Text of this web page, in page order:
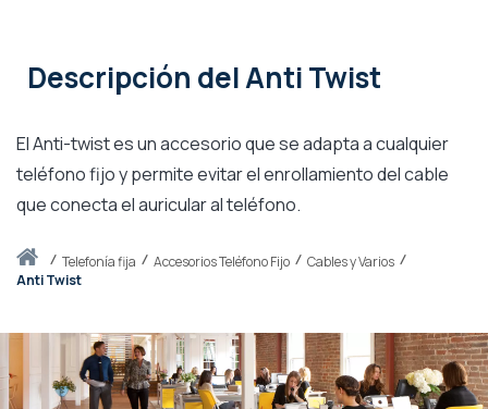
Iniciotelefonía fija Accesorios Teléfono Fijo
Cables y Varios
Anti Twist
Descripción del Anti Twist
El Anti-twist es un accesorio que se adapta a cualquier
teléfono fijo y permite evitar el enrollamiento del cable
que conecta el auricular al teléfono.